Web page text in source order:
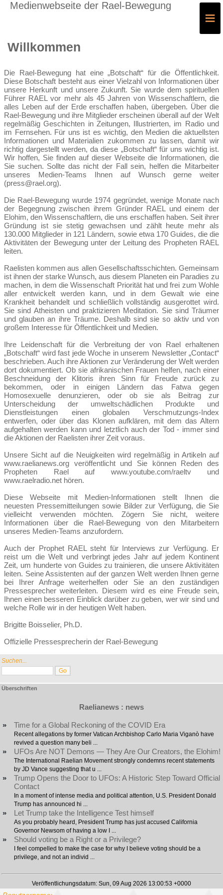
Medienwebseite der Rael-Bewegung
≡
Suchen...
Überschriften
Raelianews : news
» Time for a Global Reckoning of the COVID Era
Recent allegations by former Vatican Archbishop Carlo Maria Viganò have
revived a question many beli ...
» UFOs Are NOT Demons — They Are Our Creators, the Elohim!
The International Raelian Movement strongly condemns recent statements
by JD Vance suggesting that u ...
»
Trump Opens the Door to UFOs: A Historic Step Toward Official
Contact
In a moment of intense media and political attention, U.S. President Donald
Trump has announced hi ...
» Let Trump take the Intelligence Test himself
As you probably heard, President Trump has just accused California
Governor Newsom of having a low I ...
» Should voting be a Right or a Privilege?
I feel compelled to make the case for why I believe voting should be a
privilege, and not an individ ...
Veröffentlichungsdatum: Sun, 09 Aug 2026 13:00:53 +0000
Willkommen
Die Rael-Bewegung hat eine „Botschaft“ für die Öffentlichkeit.
Diese Botschaft besteht aus einer Vielzahl von Informationen über
unsere Herkunft und unsere Zukunft. Sie wurde dem spirituellen
Führer RAEL vor mehr als 45 Jahren von Wissenschaftlern, die
alles Leben auf der Erde erschaffen haben, übergeben. Über die
Rael-Bewegung und ihre Mitglieder erscheinen überall auf der Welt
regelmäßig Geschichten in Zeitungen, Illustrierten, im Radio und
im Fernsehen. Für uns ist es wichtig, den Medien die aktuellsten
Informationen und Materialien zukommen zu lassen, damit wir
richtig dargestellt werden, da diese „Botschaft“ für uns wichtig ist.
Wir hoffen, Sie finden auf dieser Webseite die Informationen, die
Sie suchen. Sollte das nicht der Fall sein, helfen die Mitarbeiter
unseres Medien-Teams Ihnen auf Wunsch gerne weiter
(press@rael.org).
Die Rael-Bewegung wurde 1974 gegründet, wenige Monate nach
der Begegnung zwischen ihrem Gründer RAEL und einem der
Elohim, den Wissenschaftlern, die uns erschaffen haben. Seit ihrer
Gründung ist sie stetig gewachsen und zählt heute mehr als
130.000 Mitglieder in 121 Ländern, sowie etwa 170 Guides, die die
Aktivitäten der Bewegung unter der Leitung des Propheten RAEL
leiten.
Raelisten kommen aus allen Gesellschaftsschichten. Gemeinsam
ist ihnen der starke Wunsch, aus diesem Planeten ein Paradies zu
machen, in dem die Wissenschaft Priorität hat und frei zum Wohle
aller entwickelt werden kann, und in dem Gewalt wie eine
Krankheit behandelt und schließlich vollständig ausgerottet wird.
Sie sind Atheisten und praktizieren Meditation. Sie sind Träumer
und glauben an ihre Träume. Deshalb sind sie so aktiv und von
großem Interesse für Öffentlichkeit und Medien.
Ihre Leidenschaft für die Verbreitung der von Rael erhaltenen
„Botschaft“ wird fast jede Woche in unserem Newsletter „Contact“
beschrieben. Auch ihre Aktionen zur Veränderung der Welt werden
dort dokumentiert. Ob sie afrikanischen Frauen helfen, nach einer
Beschneidung der Klitoris ihren Sinn für Freude zurück zu
bekommen, oder in einigen Ländern das Fatwa gegen
Homosexuelle denunzieren, oder ob sie als Beitrag zur
Unterscheidung der umweltschädlichen Produkte und
Dienstleistungen einen globalen Verschmutzungs-Index
entwerfen, oder über das Klonen aufklären, mit dem das Altern
aufgehalten werden kann und letztlich auch der Tod - immer sind
die Aktionen der Raelisten ihrer Zeit voraus.
Unsere Sicht auf die Neuigkeiten wird regelmäßig in Artikeln auf
www.raelianews.org veröffentlicht und Sie können Reden des
Propheten Rael auf www.youtube.com/raeltvund
www.raelradio.net hören.
Diese Webseite mit Medien-Informationen stellt Ihnen die
neuesten Pressemitteilungen sowie Bilder zur Verfügung, die Sie
vielleicht verwenden möchten. Zögern Sie nicht, weitere
Informationen über die Rael-Bewegung von den Mitarbeitern
unseres Medien-Teams anzufordern.
Auch der Prophet RAEL steht für Interviews zur Verfügung. Er
reist um die Welt und verbringt jedes Jahr auf jedem Kontinent
Zeit, um hunderte von Guides zu trainieren, die unsere Aktivitäten
leiten. Seine Assistenten auf der ganzen Welt werden Ihnen gerne
bei Ihrer Anfrage weiterhelfen oder Sie an den zuständigen
Pressesprecher weiterleiten. Diesem wird es eine Freude sein,
Ihnen einen besseren Einblick darüber zu geben, wer wir sind und
welche Rolle wir in der heutigen Welt haben.
Brigitte Boisselier, Ph.D.
Offizielle Pressesprecherin der Rael-Bewegung